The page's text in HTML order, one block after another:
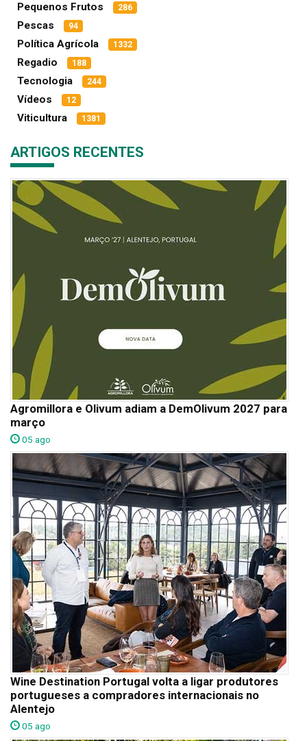
Pequenos Frutos 286
Pescas 94
Política Agrícola 1332
Regadio 188
Tecnologia 244
Vídeos 12
Viticultura 1381
ARTIGOS RECENTES
Agromillora e Olivum adiam a DemOlivum 2027 para
março
05 ago
Wine Destination Portugal volta a ligar produtores
portugueses a compradores internacionais no
Alentejo
05 ago